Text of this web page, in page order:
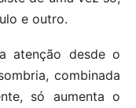
e outro.
atenção desde o
combinada
só aumenta o